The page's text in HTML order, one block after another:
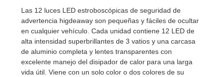
Las 12 luces LED estroboscópicas de seguridad de
advertencia higdeaway son pequeñas y fáciles de ocultar
en cualquier vehículo. Cada unidad contiene 12 LED de
alta intensidad superbrillantes de 3 vatios y una carcasa
de aluminio completa y lentes transparentes con
excelente manejo del disipador de calor para una larga
vida útil. Viene con un solo color o dos colores de su